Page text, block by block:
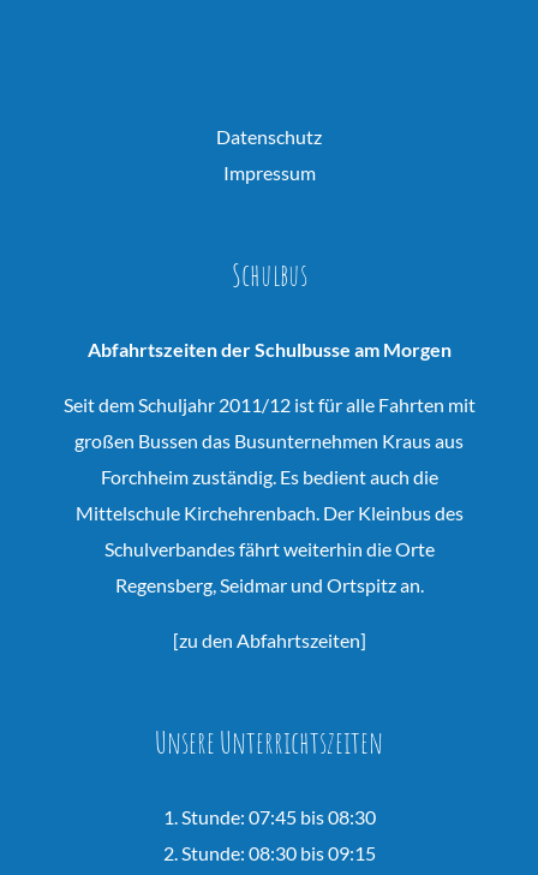
Datenschutz
Impressum
Schulbus
Abfahrtszeiten der Schulbusse am Morgen
Seit dem Schuljahr 2011/12 ist für alle Fahrten mit
großen Bussen das Busunternehmen Kraus aus
Forchheim zuständig. Es bedient auch die
Mittelschule Kirchehrenbach. Der Kleinbus des
Schulverbandes fährt weiterhin die Orte
Regensberg, Seidmar und Ortspitz an.
[zu den Abfahrtszeiten]
Unsere Unterrichtszeiten
1. Stunde: 07:45 bis 08:30
2. Stunde: 08:30 bis 09:15